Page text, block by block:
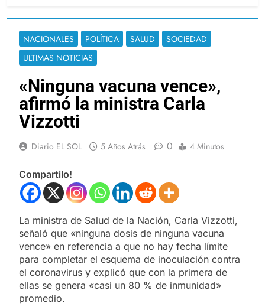
NACIONALES POLÍTICA SALUD
SOCIEDAD
ULTIMAS NOTICIAS
«Ninguna vacuna vence»,
afirmó la ministra Carla
Vizzotti
Diario EL SOL 5 Años Atrás 0 4 Minutos
Compartilo!
La ministra de Salud de la Nación, Carla Vizzotti,
señaló que «ninguna dosis de ninguna vacuna
vence» en referencia a que no hay fecha límite
para completar el esquema de inoculación contra
el coronavirus y explicó que con la primera de
ellas se genera «casi un 80 % de inmunidad»
promedio.